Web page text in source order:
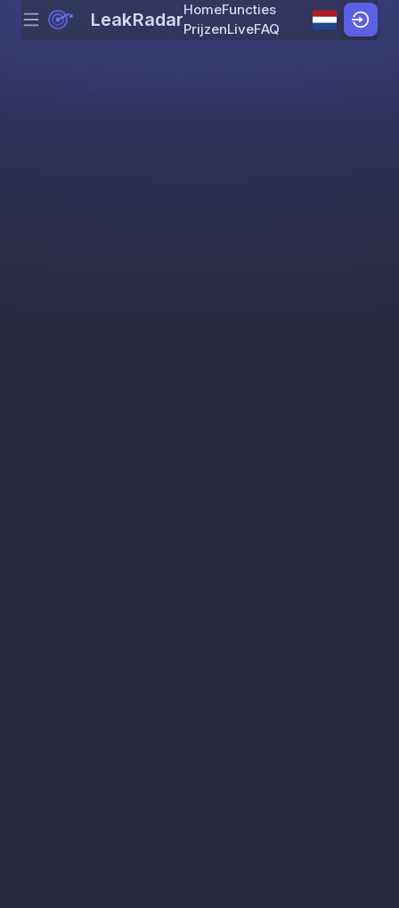
Skip to content
Menu LeakRadarHomeFuncties
PrijzenLiveFAQ